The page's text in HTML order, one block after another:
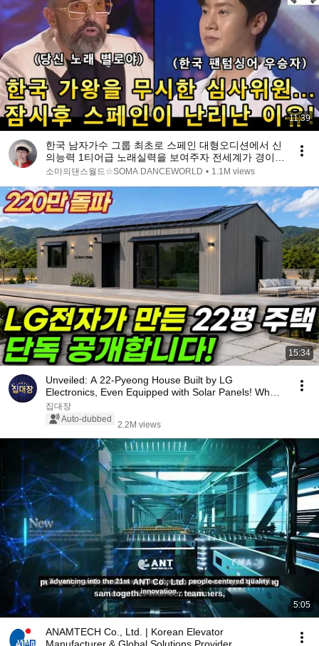
11:39
한국 남자가수 그룹 최초로 스페인 대형오디션에서 신
의능력 1티어급 노래실력을 보여주자 전세계가 경이롭
다며 기립박수!(해외반응)ㅣ스페인 갓탤런트 GOT
소마의댄스월드☆SOMA DANCEWORLD • 1.1M views
15:34
Unveiled: A 22-Pyeong House Built by LG
Electronics, Even Equipped with Solar Panels! What
Happen...
집대장
Auto-dubbed
2.2M views
5:05
ANAMTECH Co., Ltd. | Korean Elevator